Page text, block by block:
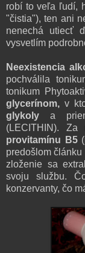
robí to veľa ľudí,
"čistia"), ten ani
nenechá utiecť
vysvetlím
Neexistencia
pochválila
tonikum Phyto
glycerínom, v
glykol y a
(LECITHIN). Za
provitamínu B5
predošlom článku
zloženie sa
svoju službu.
konzervanty, čo